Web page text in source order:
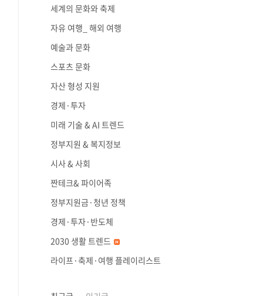
세계의 문화와 축제
자유 여행_ 해외 여행
예술과 문화
스포츠 문화
자산 형성 지원
경제·투자
미래 기술 & AI 트렌드
정부지원 & 복지정보
시사 & 사회
짠테크& 파이어족
정부지원금·청년 정책
경제·투자·반도체
2030 생활 트렌드
라이프·축제·여행 플레이리스트